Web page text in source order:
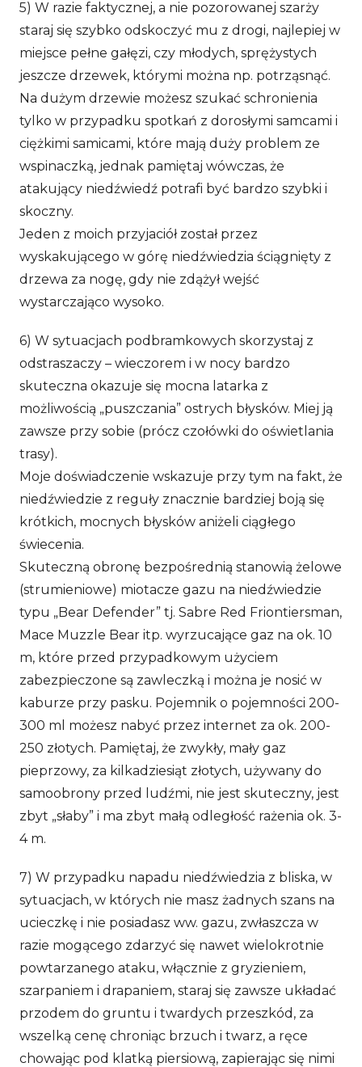
5) W razie faktycznej, a nie pozorowanej szarży
staraj się szybko odskoczyć mu z drogi, najlepiej w
miejsce pełne gałęzi, czy młodych, sprężystych
jeszcze drzewek, którymi można np. potrząsnąć.
Na dużym drzewie możesz szukać schronienia
tylko w przypadku spotkań z dorosłymi samcami i
ciężkimi samicami, które mają duży problem ze
wspinaczką, jednak pamiętaj wówczas, że
atakujący niedźwiedź potrafi być bardzo szybki i
skoczny.
Jeden z moich przyjaciół został przez
wyskakującego w górę niedźwiedzia ściągnięty z
drzewa za nogę, gdy nie zdążył wejść
wystarczająco wysoko.
6) W sytuacjach podbramkowych skorzystaj z
odstraszaczy – wieczorem i w nocy bardzo
skuteczna okazuje się mocna latarka z
możliwością „puszczania” ostrych błysków. Miej ją
zawsze przy sobie (prócz czołówki do oświetlania
trasy).
Moje doświadczenie wskazuje przy tym na fakt, że
niedźwiedzie z reguły znacznie bardziej boją się
krótkich, mocnych błysków aniżeli ciągłego
świecenia.
Skuteczną obronę bezpośrednią stanowią żelowe
(strumieniowe) miotacze gazu na niedźwiedzie
typu „Bear Defender” tj. Sabre Red Friontiersman,
Mace Muzzle Bear itp. wyrzucające gaz na ok. 10
m, które przed przypadkowym użyciem
zabezpieczone są zawleczką i można je nosić w
kaburze przy pasku. Pojemnik o pojemności 200-
300 ml możesz nabyć przez internet za ok. 200-
250 złotych. Pamiętaj, że zwykły, mały gaz
pieprzowy, za kilkadziesiąt złotych, używany do
samoobrony przed ludźmi, nie jest skuteczny, jest
zbyt „słaby” i ma zbyt małą odległość rażenia ok. 3-
4 m.
7) W przypadku napadu niedźwiedzia z bliska, w
sytuacjach, w których nie masz żadnych szans na
ucieczkę i nie posiadasz ww. gazu, zwłaszcza w
razie mogącego zdarzyć się nawet wielokrotnie
powtarzanego ataku, włącznie z gryzieniem,
szarpaniem i drapaniem, staraj się zawsze układać
przodem do gruntu i twardych przeszkód, za
wszelką cenę chroniąc brzuch i twarz, a ręce
chowając pod klatką piersiową, zapierając się nimi